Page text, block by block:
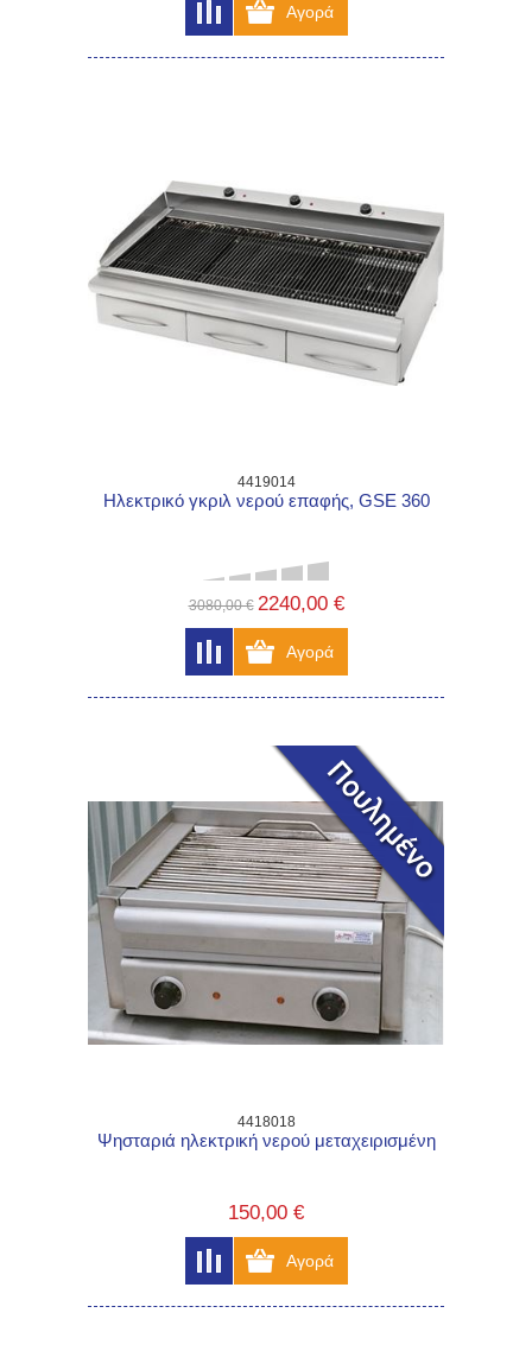
4419014
Ηλεκτρικό γκριλ νερού επαφής, GSE 360
3080,00 € 2240,00 €
4418018
Ψησταριά ηλεκτρική νερού μεταχειρισμένη
150,00 €